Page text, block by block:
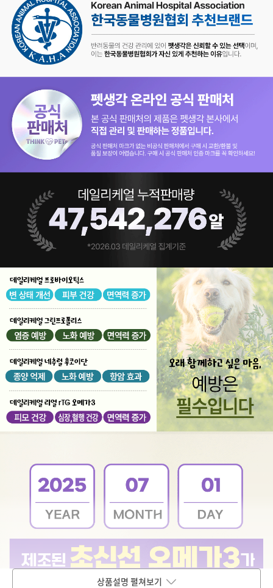
상품설명 펼쳐보기